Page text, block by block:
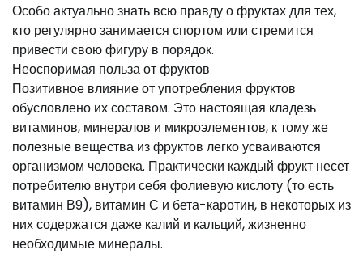
Особо актуально знать всю правду о фруктах для тех,
кто регулярно занимается спортом или стремится
привести свою фигуру в порядок.
Неоспоримая польза от фруктов
Позитивное влияние от употребления фруктов
обусловлено их составом. Это настоящая кладезь
витаминов, минералов и микроэлементов, к тому же
полезные вещества из фруктов легко усваиваются
организмом человека. Практически каждый фрукт несет
потребителю внутри себя фолиевую кислоту (то есть
витамин В9), витамин С и бета-каротин, в некоторых из
них содержатся даже калий и кальций, жизненно
необходимые минералы.